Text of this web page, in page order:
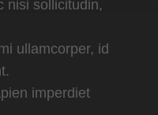
nisi sollicitudin,
ullamcorper, id
imperdiet